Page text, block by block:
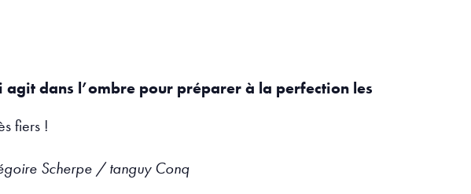
agit dans l’ombre pour préparer à la perfection les
fiers !
Scherpe / tanguy Conq